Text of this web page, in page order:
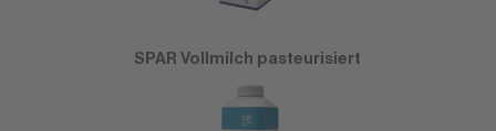
SPAR Vollmilch pasteurisiert